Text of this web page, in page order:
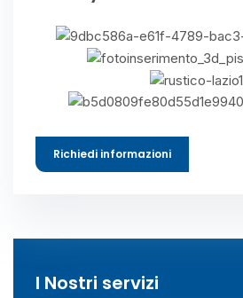
Richiedi informazioni
I Nostri servizi